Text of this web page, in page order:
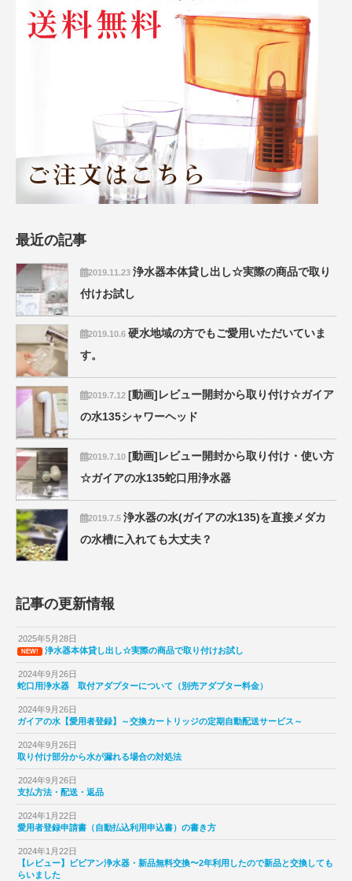
最近の記事
2019.11.23 浄水器本体貸し出し☆実際の商品で取り
付けお試し
2019.10.6 硬水地域の方でもご愛用いただいていま
す。
2019.7.12 [動画]レビュー開封から取り付け☆ガイア
の水135シャワーヘッド
2019.7.10 [動画]レビュー開封から取り付け・使い方
☆ガイアの水135蛇口用浄水器
2019.7.5 浄水器の水(ガイアの水135)を直接メダカ
の水槽に入れても大丈夫？
記事の更新情報
2025年5月28日
NEW! 浄水器本体貸し出し☆実際の商品で取り付けお試し
2024年9月26日
蛇口用浄水器 取付アダプターについて（別売アダプター料金）
2024年9月26日
ガイアの水【愛用者登録】～交換カートリッジの定期自動配送サービス～
2024年9月26日
取り付け部分から水が漏れる場合の対処法
2024年9月26日
支払方法・配送・返品
2024年1月22日
愛用者登録申請書（自動払込利用申込書）の書き方
2024年1月22日
【レビュー】ビビアン浄水器・新品無料交換〜2年利用したので新品と交換しても
らいました